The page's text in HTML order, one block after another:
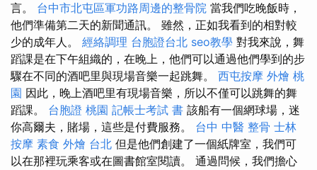
言。 台中市北屯區軍功路周邊的整骨院 當我們吃晚飯時，
他們準備第二天的新聞通訊。 雖然，正如我看到的相對較
少的成年人。 經絡調理 台胞證台北 seo教學 對我來說，舞
蹈課是在下午組織的，在晚上，他們可以通過他們學到的步
驟在不同的酒吧里與現場音樂一起跳舞。 西屯按摩 外燴 桃
園 因此，晚上酒吧里有現場音樂，所以不僅可以跳舞的舞
蹈課。 台胞證 桃園 記帳士考試 書 該船有一個網球場，迷
你高爾夫，賭場，這些是付費服務。 台中 中醫 整骨 士林
按摩 素食 外燴 台北 但是他們創建了一個紙牌室，我們可
以在那裡玩乘客或在圖書館室閱讀。 通過問候，我們擔心